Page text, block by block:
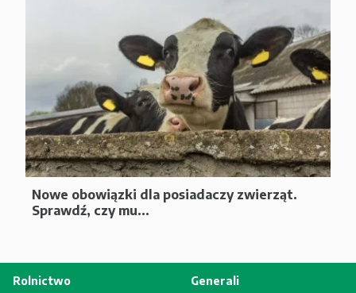
Nowe obowiązki dla posiadaczy zwierząt.
Sprawdź, czy mu...
Rolnictwo
Generali